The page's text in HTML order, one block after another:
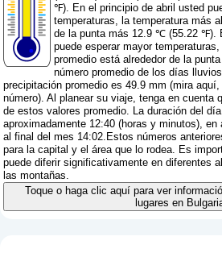
℉). En el principio de abril usted
temperaturas, la temperatura más
de la punta más 12.9 ℃ (55.22 ℉).
puede esperar mayor
promedio está alrededor de la
número promedio de los días
precipitación promedio es 49.9 mm (mira
número). Al planear su viaje, tenga en cuenta
de estos valores promedio. La duración del
aproximadamente 12:40 (horas y minutos),
al final del mes 14:02.Estos números
para la capital y el área que lo rodea. Es
puede diferir significativamente en diferentes
las montañas.
Toque o haga clic aquí para ver
lugares en